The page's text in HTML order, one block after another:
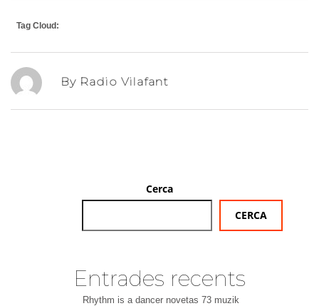
Tag Cloud:
By Radio Vilafant
Cerca
CERCA
Entrades recents
Rhythm is a dancer novetas 73 muzik